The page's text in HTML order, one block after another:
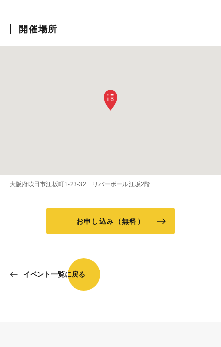
開催場所
大阪府吹田市江坂町1-23-32 リバーボール江坂2階
お申し込み（無料）
イベント一覧に戻る